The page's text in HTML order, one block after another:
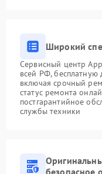
Широкий
Сервисный центр
всей РФ, бесплатную
включая срочный
статус ремонта
постгарантийное
службы техники
безопасное